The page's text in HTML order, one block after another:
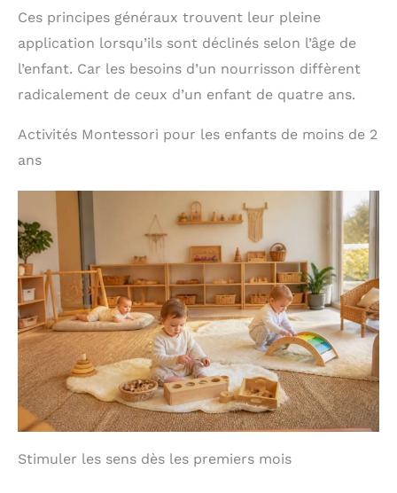
Ces principes généraux trouvent leur pleine
application lorsqu’ils sont déclinés selon l’âge de
l’enfant. Car les besoins d’un nourrisson diffèrent
radicalement de ceux d’un enfant de quatre ans.
Activités Montessori pour les enfants de moins de 2
ans
Stimuler les sens dès les premiers mois